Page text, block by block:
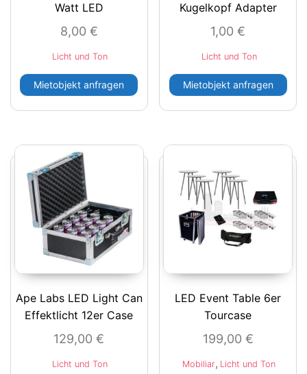
Watt LED
8,00 €
Licht und Ton
Mietobjekt anfragen
Kugelkopf Adapter
1,00€
Licht und Ton
Mietobjekt anfragen
Ape Labs LED Light Can
Effektlicht 12er Case
129,00€
Licht und Ton
LED Event Table 6er
Tourcase
199,00 €
Mobiliar, Licht und Ton